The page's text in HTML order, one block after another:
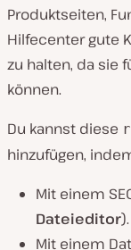
Produktseiten,
Hilfecenter gute
zu halten, da sie
können.
Du kannst diese
hinzufügen,
Mit einem
Dateieditor).
Mit einem